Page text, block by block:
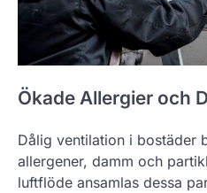
Ökade Allergier och
Dålig ventilation i bostäder
allergener, damm och
luftflöde ansamlas dessa